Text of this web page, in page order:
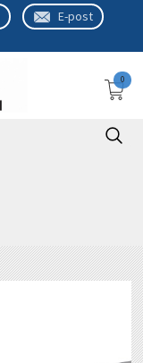
E-post
0